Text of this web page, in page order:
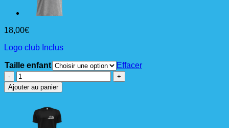
18,00€
Logo club Inclus
Taille enfant
Effacer
quantité
de
Basic-
Ajouter au panier